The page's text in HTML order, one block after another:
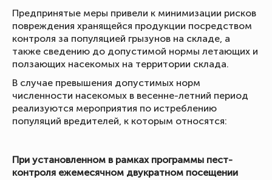
Предпринятые меры привели к минимизации рисков
повреждения хранящейся продукции посредством
контроля за популяцией грызунов на складе, а
также сведению до допустимой нормы летающих и
ползающих насекомых на территории склада.
В случае превышения допустимых норм
численности насекомых в весенне-летний период
реализуются мероприятия по истреблению
популяций вредителей, к которым относятся:
При установленном в рамках программы пест-
контроля ежемесячном двукратном посещении